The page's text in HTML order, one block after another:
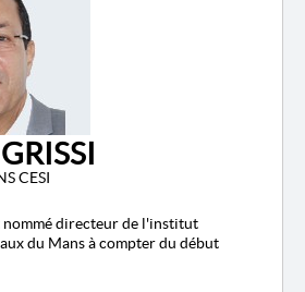
CESI
nommé directeur de l'institut
du Mans à compter du début